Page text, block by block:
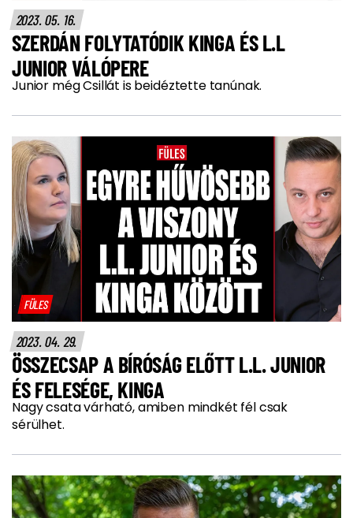
2023. 05. 16.
SZERDÁN FOLYTATÓDIK KINGA ÉS L.L
JUNIOR VÁLÓPERE
Junior még Csillát is beidéztette tanúnak.
FÜLES
2023. 04. 29.
ÖSSZECSAP A BÍRÓSÁG ELŐTT L.L. JUNIOR
ÉS FELESÉGE, KINGA
Nagy csata várható, amiben mindkét fél csak
sérülhet.